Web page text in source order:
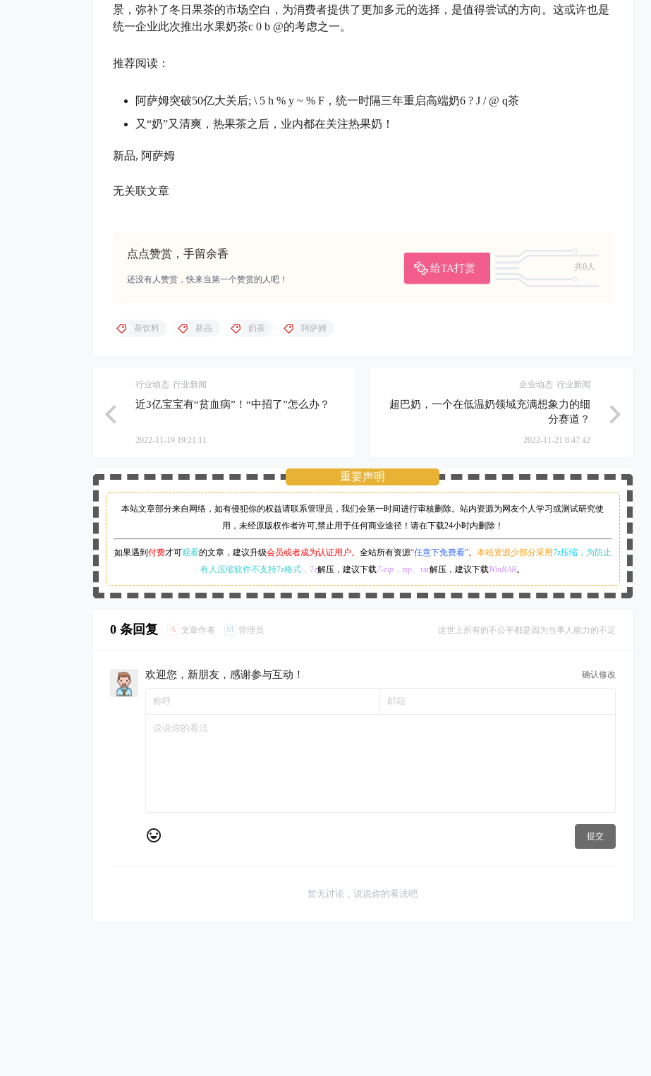
景，弥补了冬日果茶的市场空白，为消费者提供了更加多元的选择，是值得尝试的方向。这或许也是
统一企业此次推出水果奶茶c 0 b @的考虑之一。
推荐阅读：
阿萨姆突破50亿大关后; \ 5 h % y ~ % F，统一时隔三年重启高端奶6 ? J / @ q茶
又“奶”又清爽，热果茶之后，业内都在关注热果奶！
新品, 阿萨姆
无关联文章
点点赞赏，手留余香
给TA打赏
共0人
还没有人赞赏，快来当第一个赞赏的人吧！
茶饮料 新品 奶茶 阿萨姆
行业动态 行业新闻
近3亿宝宝有“贫血病”！“中招了”怎么办？
2022-11-19 19:21:11
企业动态 行业新闻
超巴奶，一个在低温奶领域充满想象力的细
分赛道？
2022-11-21 8:47:42
重要声明
本站文章部分来自网络，如有侵犯你的权益请联系管理员， 我们会第一时间进行审核删除。站内资源为网友个人学习或测试研究使
用，未经原版权作者许可,禁止用于任何商业途径！请在下载24小时内删除！
如果遇到 付费才可观看的文章，建议升级会员或者成为认证用户。 全站所有资源“任意下免费看”。 本站资源少部分采用7z压缩， 为防止
有人压缩软件不支持7z格式 ，7z解压，建议下载7-zip ，zip、rar解压，建议下载WinRAR。
0 条回复 A 文章作者 M 管理员 这世上所有的不公平都是因为当事人能力的不足
欢迎您，新朋友，感谢参与互动！ 确认修改
提交
暂无讨论，说说你的看法吧